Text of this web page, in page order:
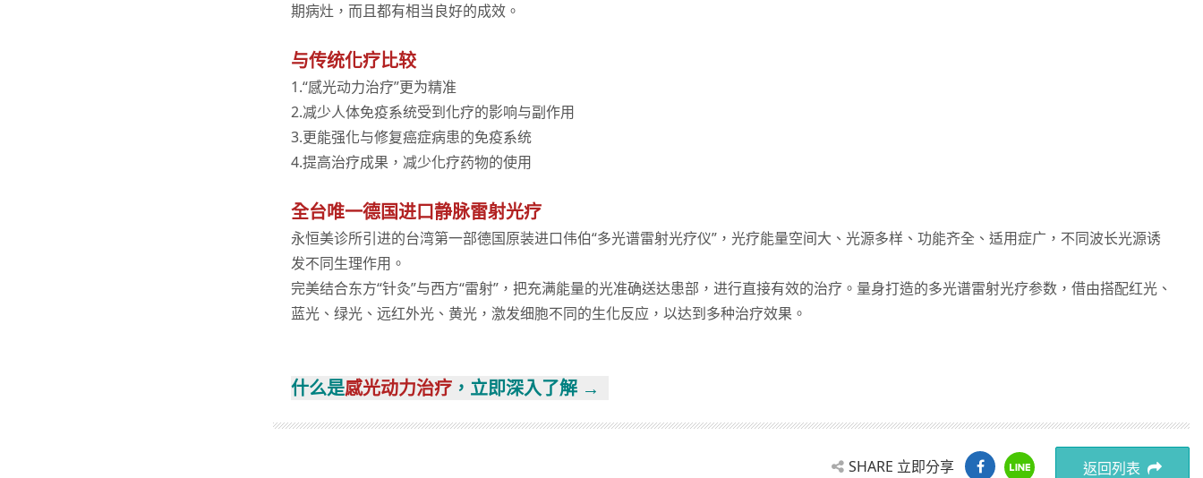
期病灶，而且都有相当良好的成效。
与传统化疗比较
1.“感光动力治疗”更为精准
2.减少人体免疫系统受到化疗的影响与副作用
3.更能强化与修复癌症病患的免疫系统
4.提高治疗成果，减少化疗药物的使用
全台唯一德国进口静脉雷射光疗
永恒美诊所引进的台湾第一部德国原装进口伟伯“多光谱雷射光疗仪”，光疗能量空间大、光源多样、功能齐全、适用症广，不同波长光源诱
发不同生理作用。
完美结合东方“针灸”与西方“雷射”，把充满能量的光准确送达患部，进行直接有效的治疗。量身打造的多光谱雷射光疗参数，借由搭配红光、
蓝光、绿光、远红外光、黄光，激发细胞不同的生化反应，以达到多种治疗效果。
什么是感光动力治疗 ，立即深入了解 →
返回列表
SHARE 立即分享